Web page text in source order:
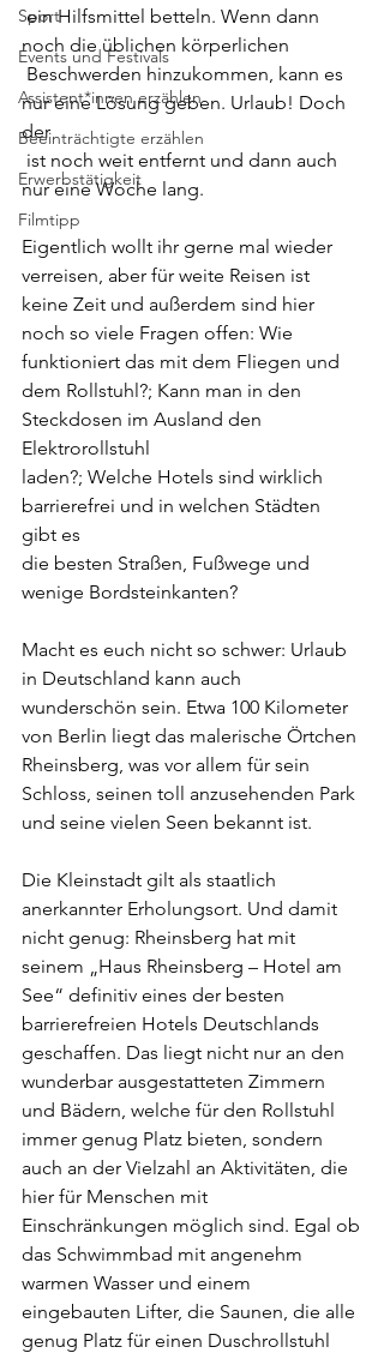
Sport
Events und Festivals
Assistent*innen erzählen
Beeinträchtigte erzählen
Erwerbstätigkeit
Filmtipp
ein Hilfsmittel betteln. Wenn dann
noch die üblichen körperlichen
nur eine Lösung geben. Urlaub! Doch
der
nur eine Woche lang.
Eigentlich wollt ihr gerne mal wieder
verreisen, aber für weite Reisen ist
keine Zeit und außerdem sind hier
noch so viele Fragen offen: Wie
funktioniert das mit dem Fliegen und
dem Rollstuhl?; Kann man in den
Steckdosen im Ausland den
Elektrorollstuhl
laden?; Welche Hotels sind wirklich
barrierefrei und in welchen Städten
gibt es
die besten Straßen, Fußwege und
wenige Bordsteinkanten?
Macht es euch nicht so schwer: Urlaub
in Deutschland kann auch
wunderschön sein. Etwa 100 Kilometer
von Berlin liegt das malerische Örtchen
Rheinsberg, was vor allem für sein
Schloss, seinen toll anzusehenden Park
und seine vielen Seen bekannt ist.
Die Kleinstadt gilt als staatlich
anerkannter Erholungsort. Und damit
nicht genug: Rheinsberg hat mit
seinem „Haus Rheinsberg – Hotel am
See“ definitiv eines der besten
barrierefreien Hotels Deutschlands
geschaffen. Das liegt nicht nur an den
wunderbar ausgestatteten Zimmern
und Bädern, welche für den Rollstuhl
immer genug Platz bieten, sondern
auch an der Vielzahl an Aktivitäten, die
hier für Menschen mit
Einschränkungen möglich sind. Egal ob
das Schwimmbad mit angenehm
warmen Wasser und einem
eingebauten Lifter, die Saunen, die alle
genug Platz für einen Duschrollstuhl